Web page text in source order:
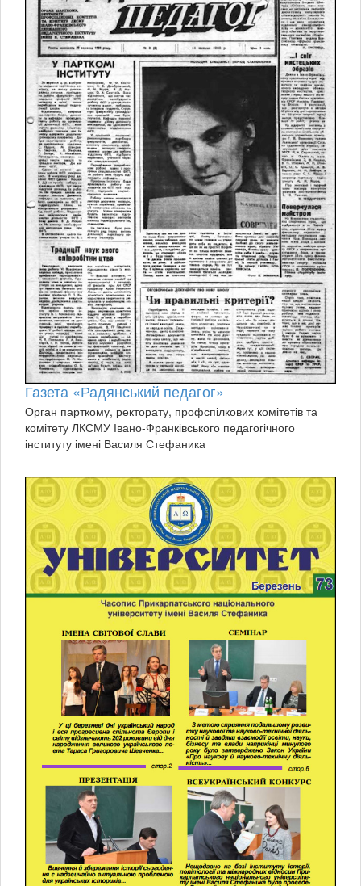
Газета «Радянський педагог»
Орган парткому, ректорату, профспілкових комітетів та
комітету ЛКСМУ Івано-Франківського педагогічного
інституту імені Василя Стефаника